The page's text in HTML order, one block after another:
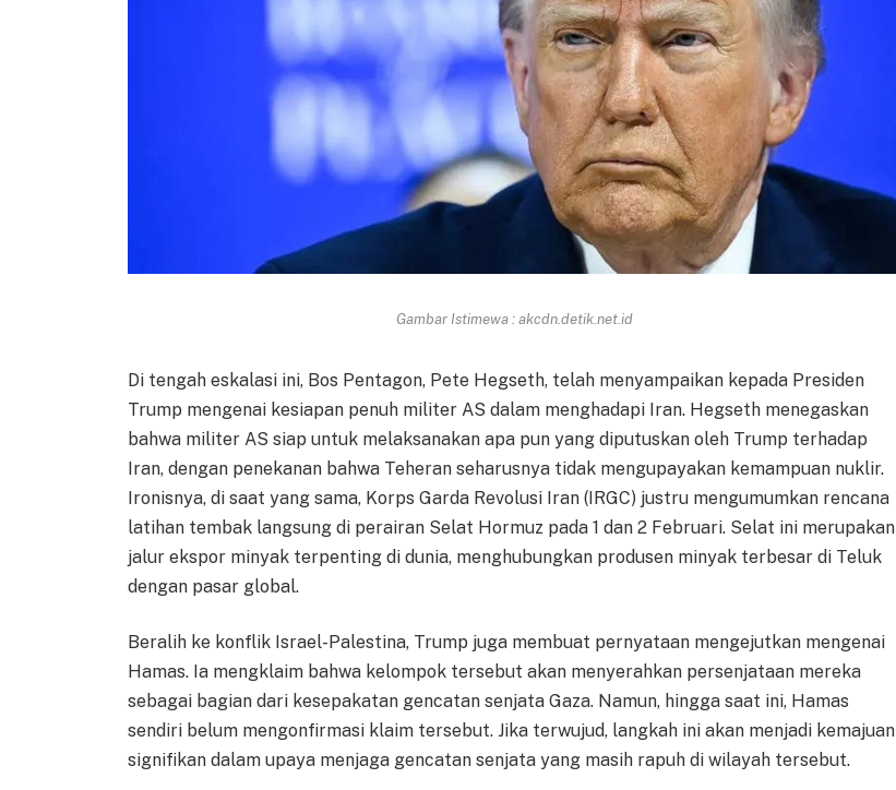
Gambar Istimewa : akcdn.detik.net.id
Di tengah eskalasi ini, Bos Pentagon, Pete Hegseth, telah menyampaikan kepada Presiden
Trump mengenai kesiapan penuh militer AS dalam menghadapi Iran. Hegseth menegaskan
bahwa militer AS siap untuk melaksanakan apa pun yang diputuskan oleh Trump terhadap
Iran, dengan penekanan bahwa Teheran seharusnya tidak mengupayakan kemampuan nuklir.
Ironisnya, di saat yang sama, Korps Garda Revolusi Iran (IRGC) justru mengumumkan rencana
latihan tembak langsung di perairan Selat Hormuz pada 1 dan 2 Februari. Selat ini merupakan
jalur ekspor minyak terpenting di dunia, menghubungkan produsen minyak terbesar di Teluk
dengan pasar global.
Beralih ke konflik Israel-Palestina, Trump juga membuat pernyataan mengejutkan mengenai
Hamas. Ia mengklaim bahwa kelompok tersebut akan menyerahkan persenjataan mereka
sebagai bagian dari kesepakatan gencatan senjata Gaza. Namun, hingga saat ini, Hamas
sendiri belum mengonfirmasi klaim tersebut. Jika terwujud, langkah ini akan menjadi kemajuan
signifikan dalam upaya menjaga gencatan senjata yang masih rapuh di wilayah tersebut.